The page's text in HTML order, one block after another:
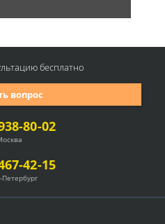
80-02
42-15
Петербург
вопрос
бесплатно